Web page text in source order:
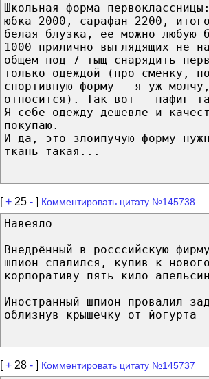
Школьная форма
юбка 2000, сарафан 2200,
белая блузка, ее можно любую
1000 прилично выглядящих не
общем под 7 тыщ снарядить
только одеждой (про сменку,
спортивную форму - я уж
относится). Так вот - нафиг
Я себе одежду дешевле и
покупаю.
И да, это злоипучую форму
ткань такая...
[+ 25 - ] Комментировать цитату №145738
Навеяло
Внедрённый в росссийскую
шпион спалился, купив к
корпоративу пять кило
Иностранный шпион провалил
облизнув крышечку от йогурта
[+ 28 - ] Комментировать цитату №145737